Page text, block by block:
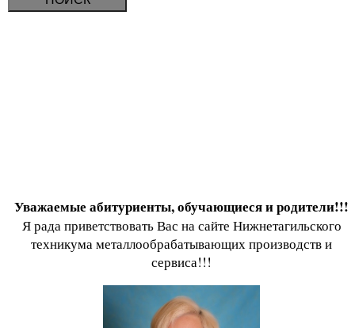
Уважаемые абитуриенты, обучающиеся и родители!!!
Я рада приветствовать Вас на сайте Нижнетагильского
техникума металлообрабатывающих производств и
сервиса!!!